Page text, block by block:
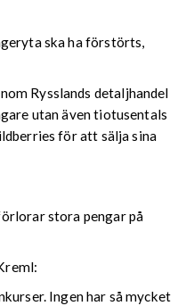
ska ha förstörts,
Rysslands detaljhandel
utan även tiotusentals
för att sälja sina
stora pengar på
Ingen har så mycket